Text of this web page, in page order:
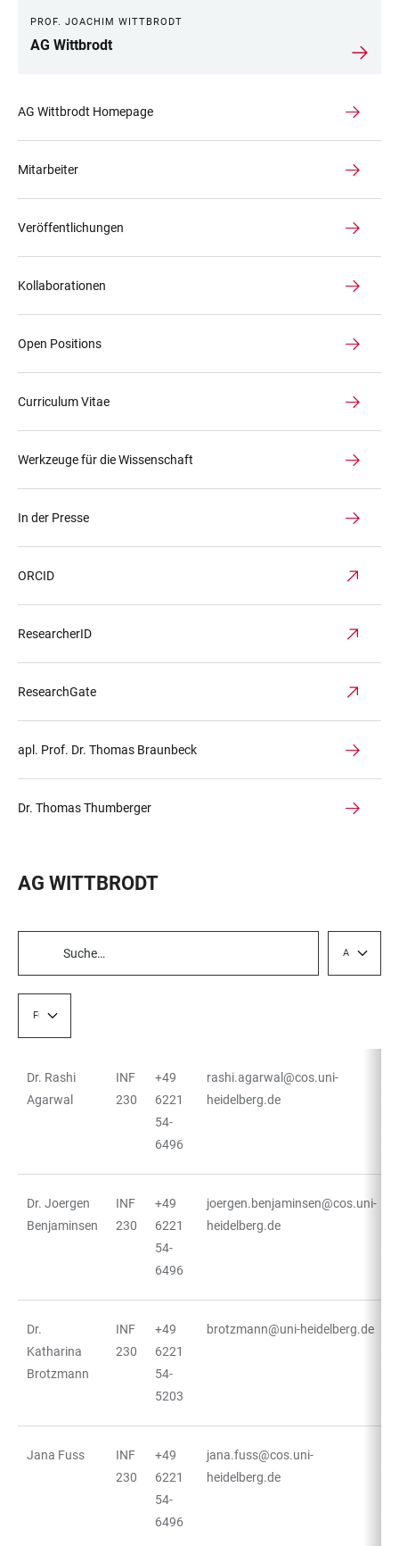
PROF. JOACHIM WITTBRODT
AG Wittbrodt
AG Wittbrodt Homepage
Mitarbeiter
Veröffentlichungen
Kollaborationen
Open Positions
Curriculum Vitae
Werkzeuge für die Wissenschaft
In der Presse
ORCID
ResearcherID
ResearchGate
apl. Prof. Dr. Thomas Braunbeck
Dr. Thomas Thumberger
AG WITTBRODT
TABELLENFILTER
AG
Funktion
TABELLE
Dr. Rashi
Agarwal
INF
230
+49
6221
54-
6496
rashi.agarwal@cos.uni-
heidelberg.de
Dr. Joergen
Benjaminsen
INF
230
+49
6221
54-
6496
joergen.benjaminsen@cos.uni-
heidelberg.de
Dr.
Katharina
Brotzmann
INF
230
+49
6221
54-
5203
brotzmann@uni-heidelberg.de
Jana Fuss
INF
230
+49
6221
54-
6496
jana.fuss@cos.uni-
heidelberg.de